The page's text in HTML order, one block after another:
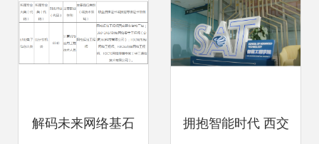
解析
解码未来网络基石 拥抱智能时代 西交